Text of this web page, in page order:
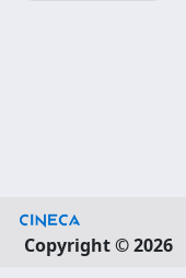
Copyright © 2026